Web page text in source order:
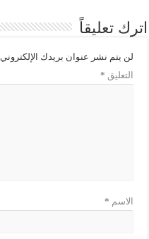
اترك تعليقاً
لن يتم نشر عنوان بريدك الإلكتروني.
التعليق *
الاسم *